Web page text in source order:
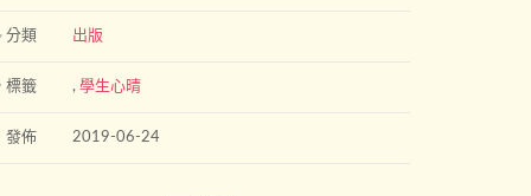
分類 出版
標籤 ,學生心晴
發佈 2019-06-24